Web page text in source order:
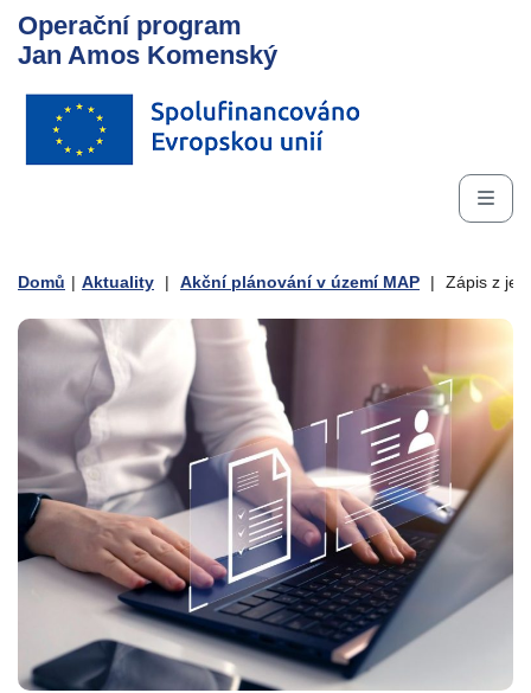
Operační program
Jan Amos Komenský
Domů | Aktuality | Akční plánování v území MAP | Zápis z